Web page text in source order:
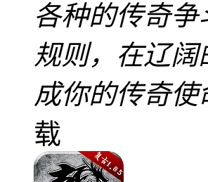
各种的传奇
规则，在辽
成你的传奇
载